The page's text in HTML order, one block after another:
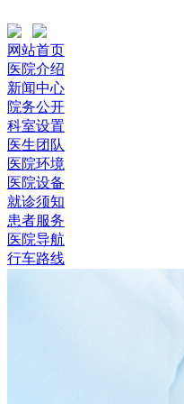
网站首页
医院介绍
新闻中心
院务公开
科室设置
医生团队
医院环境
医院设备
就诊须知
患者服务
医院导航
行车路线